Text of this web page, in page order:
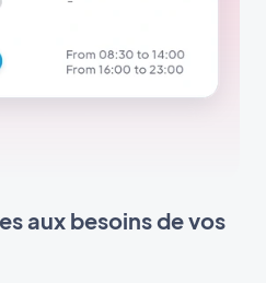
aux besoins de vos